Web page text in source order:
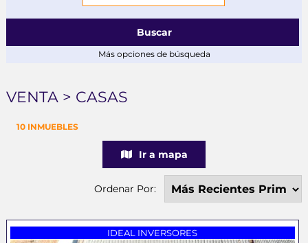
Buscar
Más opciones de búsqueda
VENTA > CASAS
10 INMUEBLES
Ir a mapa
Ordenar Por:
IDEAL INVERSORES